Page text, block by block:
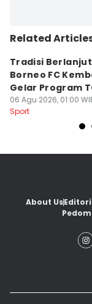
Related
Tradisi
Borneo FC
Gelar Program
Yogyakarta
06 Agu 2026, 01:00
Sport
About Us